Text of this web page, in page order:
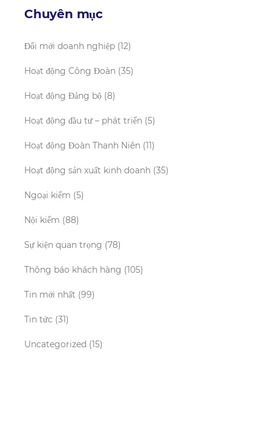
Chuyên mục
Đổi mới doanh nghiệp (12)
Hoạt động Công Đoàn (35)
Hoạt động Đảng bộ (8)
Hoạt động đầu tư – phát triển (5)
Hoạt động Đoàn Thanh Niên (11)
Hoạt động sản xuất kinh doanh (35)
Ngoại kiểm (5)
Nội kiểm (88)
Sự kiện quan trọng (78)
Thông báo khách hàng (105)
Tin mới nhất (99)
Tin tức (31)
Uncategorized (15)